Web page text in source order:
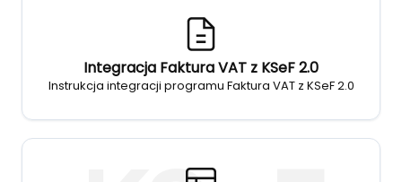
Integracja Faktura VAT z KSeF 2.0
Instrukcja integracji programu Faktura VAT z KSeF 2.0